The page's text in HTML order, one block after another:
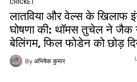
CRICKET
लातविया और वेल्स के खिलाफ
घोषणा की: थॉमस तुचेल ने जैक
बेलिंगम, फिल फोडेन को छोड़
By अभिषेक कुमार